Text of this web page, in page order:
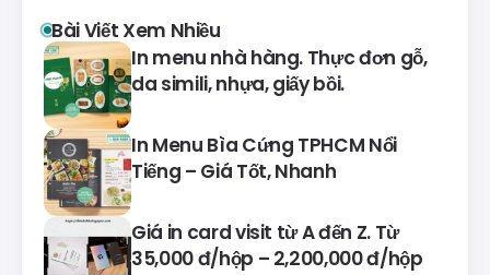
Bài Viết Xem Nhiều
In menu nhà hàng. Thực đơn gỗ,
da simili, nhựa, giấy bồi.
In Menu Bìa Cứng TPHCM Nổi
Tiếng – Giá Tốt, Nhanh
Giá in card visit từ A đến Z. Từ
35,000 đ/hộp – 2,200,000 đ/hộp